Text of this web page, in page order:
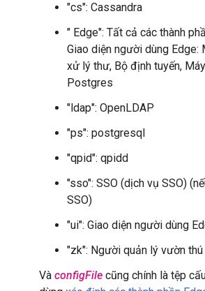
"cs": Cassandra
" Edge": Tất cả các thành
Giao diện người dùng Edge:
xử lý thư, Bộ định tuyến,
Postgres
"ldap": OpenLDAP
"ps": postgresql
"qpid": qpidd
"sso": SSO (dịch vụ SSO)
SSO)
"ui": Giao diện người dùng
"zk": Người quản lý vườn thú
Và configFile cũng chính là tệp